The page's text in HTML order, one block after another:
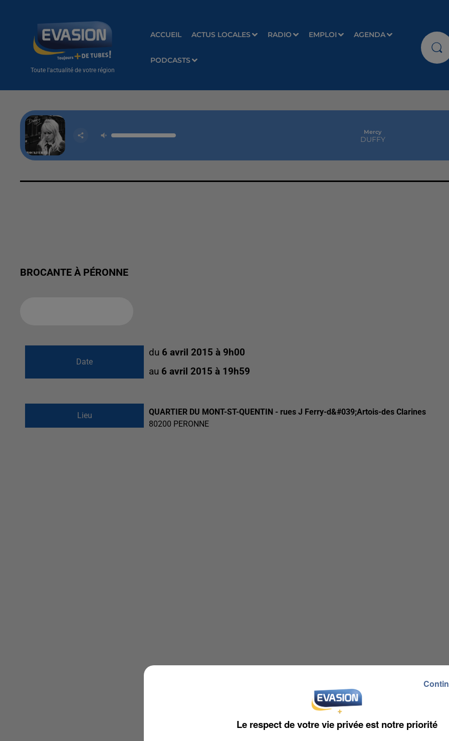
Toute l'actualité de votre région
ACCUEIL ACTUS LOCALES RADIO EMPLOI AGENDA
PODCASTS
Mercy
DUFFY
BROCANTE À PÉRONNE
Date
du 6 avril 2015 à 9h00
au 6 avril 2015 à 19h59
Lieu
QUARTIER DU MONT-ST-QUENTIN - rues J Ferry-d&#039;Artois-des Clarines
80200 PERONNE
Le respect de votre vie privée est notre priorité